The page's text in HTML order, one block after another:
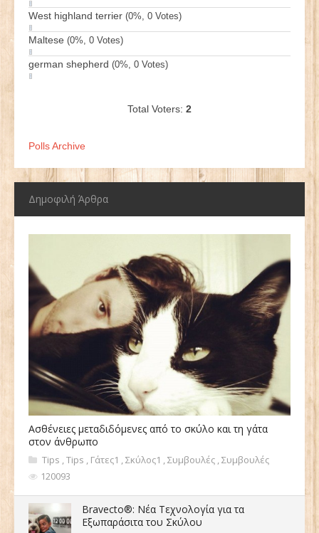
West highland terrier (0%, 0 Votes)
Maltese (0%, 0 Votes)
german shepherd (0%, 0 Votes)
Total Voters: 2
Polls Archive
Δημοφιλή Άρθρα
Ασθένειες μεταδιδόμενες από το σκύλο και τη γάτα
στον άνθρωπο
Tips ,Tips , Γάτες1 ,Σκύλος1 ,Συμβουλές ,Συμβουλές
120093
Bravecto®: Νέα Τεχνολογία για τα
Εξωπαράσιτα του Σκύλου